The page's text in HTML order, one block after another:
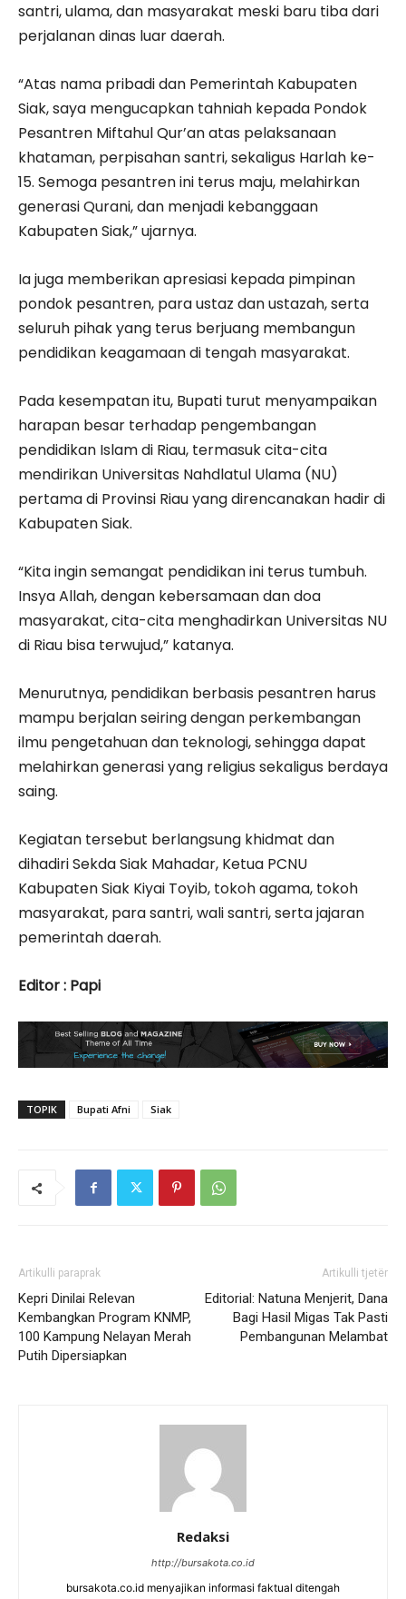
santri, ulama, dan masyarakat meski baru tiba dari
perjalanan dinas luar daerah.
“Atas nama pribadi dan Pemerintah Kabupaten
Siak, saya mengucapkan tahniah kepada Pondok
Pesantren Miftahul Qur’an atas pelaksanaan
khataman, perpisahan santri, sekaligus Harlah ke-
15. Semoga pesantren ini terus maju, melahirkan
generasi Qurani, dan menjadi kebanggaan
Kabupaten Siak,” ujarnya.
Ia juga memberikan apresiasi kepada pimpinan
pondok pesantren, para ustaz dan ustazah, serta
seluruh pihak yang terus berjuang membangun
pendidikan keagamaan di tengah masyarakat.
Pada kesempatan itu, Bupati turut menyampaikan
harapan besar terhadap pengembangan
pendidikan Islam di Riau, termasuk cita-cita
mendirikan Universitas Nahdlatul Ulama (NU)
pertama di Provinsi Riau yang direncanakan hadir di
Kabupaten Siak.
“Kita ingin semangat pendidikan ini terus tumbuh.
Insya Allah, dengan kebersamaan dan doa
masyarakat, cita-cita menghadirkan Universitas NU
di Riau bisa terwujud,” katanya.
Menurutnya, pendidikan berbasis pesantren harus
mampu berjalan seiring dengan perkembangan
ilmu pengetahuan dan teknologi, sehingga dapat
melahirkan generasi yang religius sekaligus berdaya
saing.
Kegiatan tersebut berlangsung khidmat dan
dihadiri Sekda Siak Mahadar, Ketua PCNU
Kabupaten Siak Kiyai Toyib, tokoh agama, tokoh
masyarakat, para santri, wali santri, serta jajaran
pemerintah daerah.
Editor : Papi
TOPIK Bupati Afni Siak
Artikulli paraprak
Kepri Dinilai Relevan
Kembangkan Program KNMP,
100 Kampung Nelayan Merah
Putih Dipersiapkan
Artikulli tjetër
Editorial: Natuna Menjerit, Dana
Bagi Hasil Migas Tak Pasti
Pembangunan Melambat
Redaksi
http://bursakota.co.id
bursakota.co.id menyajikan informasi faktual ditengah